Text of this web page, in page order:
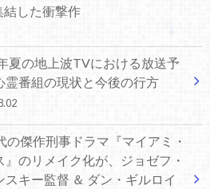
した衝撃作
夏の地上波TVにおける放送予
霊番組の現状と今後の行方
の傑作刑事ドラマ『マイアミ・
』のリメイク化が、ジョゼフ・
スキー監督 ＆ ダン・ギルロイ